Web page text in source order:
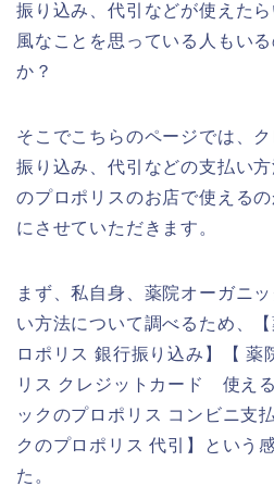
振り込み、代引などが使えた
風なことを思っている人もい
か？
そこでこちらのページでは、
振り込み、代引などの支払い
のプロポリスのお店で使える
にさせていただきます。
まず、私自身、薬院オーガニ
い方法について調べるため、
ロポリス 銀行振り込み】【 薬
リス クレジットカード 使え
ックのプロポリス コンビニ支
クのプロポリス 代引】という
た。